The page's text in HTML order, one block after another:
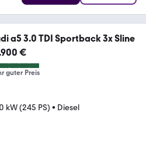
a5 3.0 TDI Sportback 3x Sline
€
guter Preis
kW (245 PS) • Diesel